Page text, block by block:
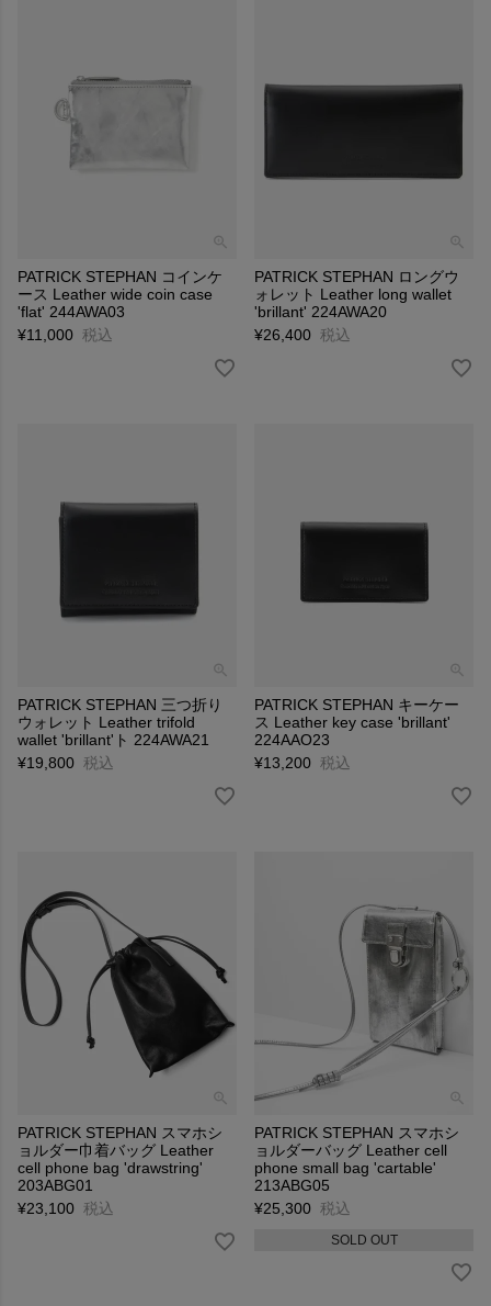
PATRICK STEPHAN コインケ
ース Leather wide coin case
'flat' 244AWA03
¥11,000 税込
PATRICK STEPHAN ロングウ
ォレット Leather long wallet
'brillant' 224AWA20
¥26,400 税込
PATRICK STEPHAN 三つ折り
ウォレット Leather trifold
wallet 'brillant'ト 224AWA21
¥19,800 税込
PATRICK STEPHAN キーケー
ス Leather key case 'brillant'
224AAO23
¥13,200 税込
PATRICK STEPHAN スマホシ
ョルダー巾着バッグ Leather
cell phone bag 'drawstring'
203ABG01
¥23,100 税込
PATRICK STEPHAN スマホシ
ョルダーバッグ Leather cell
phone small bag 'cartable'
213ABG05
¥25,300 税込
SOLD OUT